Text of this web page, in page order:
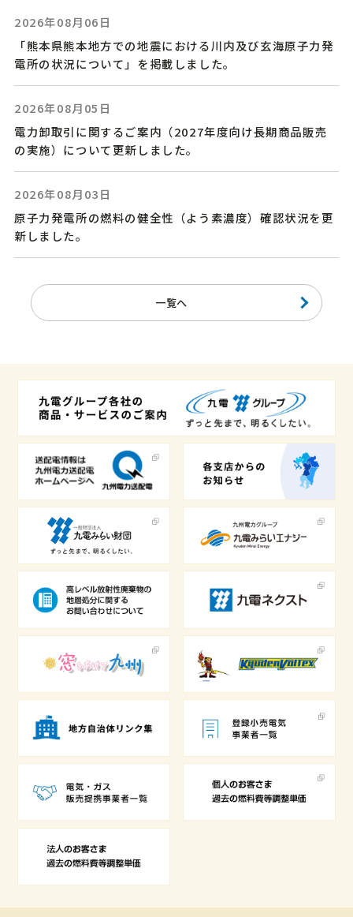
2026年08月06日
「熊本県熊本地方での地震における川内及び玄海原子力発
電所の状況について」を掲載しました。
2026年08月05日
電力卸取引に関するご案内（2027年度向け長期商品販売
の実施）について更新しました。
2026年08月03日
原子力発電所の燃料の健全性（よう素濃度）確認状況を更
新しました。
一覧へ